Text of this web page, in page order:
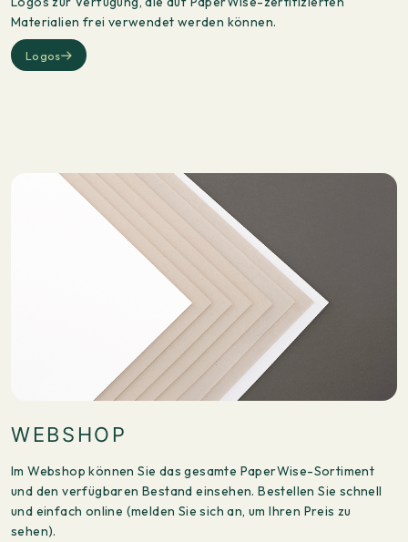
Materialien frei verwendet werden können.
Logos
WEBSHOP
Im Webshop können Sie das gesamte PaperWise-Sortiment
und den verfügbaren Bestand einsehen. Bestellen Sie schnell
und einfach online (melden Sie sich an, um Ihren Preis zu
sehen).